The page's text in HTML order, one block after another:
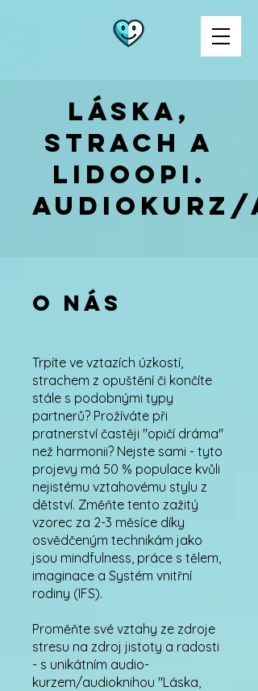
Láska,
strach a
lidoopi.
O nás
Trpíte ve vztazích úzkostí,
strachem z opuštění či končíte
stále s podobnými typy
partnerů? Prožíváte při
pratnerství častěji "opičí dráma"
než harmonii? Nejste sami - tyto
projevy má 50 % populace kvůli
nejistému vztahovému stylu z
dětství. Změňte tento zažitý
vzorec za 2-3 měsíce díky
osvědčeným technikám jako
jsou mindfulness, práce s tělem,
imaginace a Systém vnitřní
rodiny (IFS).
Proměňte své vztahy ze zdroje
stresu na zdroj jistoty a radosti
- s unikátním audio-
kurzem/audioknihou "Láska,